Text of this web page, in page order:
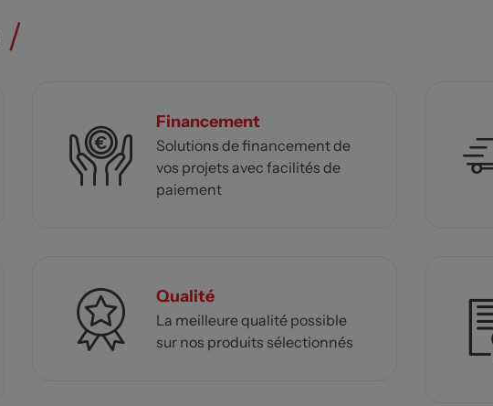
/
Financement
Solutions de financement de
vos projets avec facilités de
paiement
Qualité
La meilleure qualité possible
sur nos produits sélectionnés